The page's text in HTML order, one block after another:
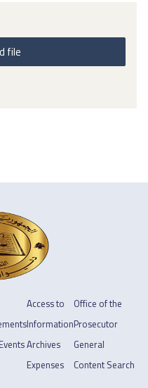
file
Access to
Information
Archives
Expenses
Office of the
Prosecutor
General
Content Search